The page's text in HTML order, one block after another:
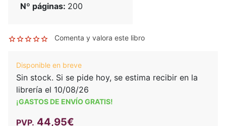
Nº páginas: 200
Comenta y valora este libro
Disponible en breve
Sin stock. Si se pide hoy, se estima recibir en la
librería el 10/08/26
¡GASTOS DE ENVÍO GRATIS!
PVP. 44,95€